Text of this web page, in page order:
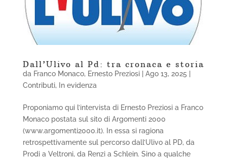
Dall’Ulivo al Pd: tra cronaca e storia
da Franco Monaco, Ernesto Preziosi| Ago 13, 2025
Contributi, In evidenza
Proponiamo qui l’intervista di Ernesto Preziosi a Franco
Monaco postata sul sito di Argomenti 2000
(www.argomenti2000.it). In essa si ragiona
retrospettivamente sul percorso dall’Ulivo al PD, da
Prodi a Veltroni, da Renzi a Schlein. Sino a qualche